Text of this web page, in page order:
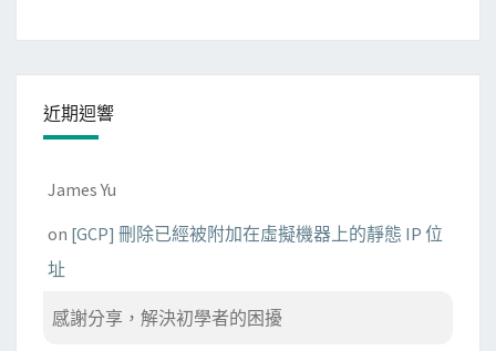
r
近期迴響
James Yu
on [GCP] 刪除已經被附加在虛擬機器上的靜態 IP 位
址
感謝分享，解決初學者的困擾